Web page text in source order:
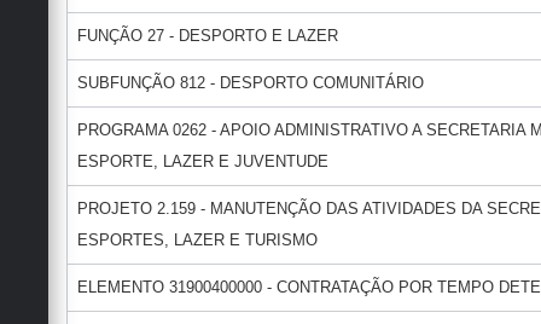
FUNÇÃO 27 - DESPORTO E LAZER
SUBFUNÇÃO 812 - DESPORTO COMUNITÁRIO
PROGRAMA 0262 - APOIO ADMINISTRATIVO A SECRETARIA
ESPORTE, LAZER E JUVENTUDE
PROJETO 2.159 - MANUTENÇÃO DAS ATIVIDADES DA
ESPORTES, LAZER E TURISMO
ELEMENTO 31900400000 - CONTRATAÇÃO POR TEMPO